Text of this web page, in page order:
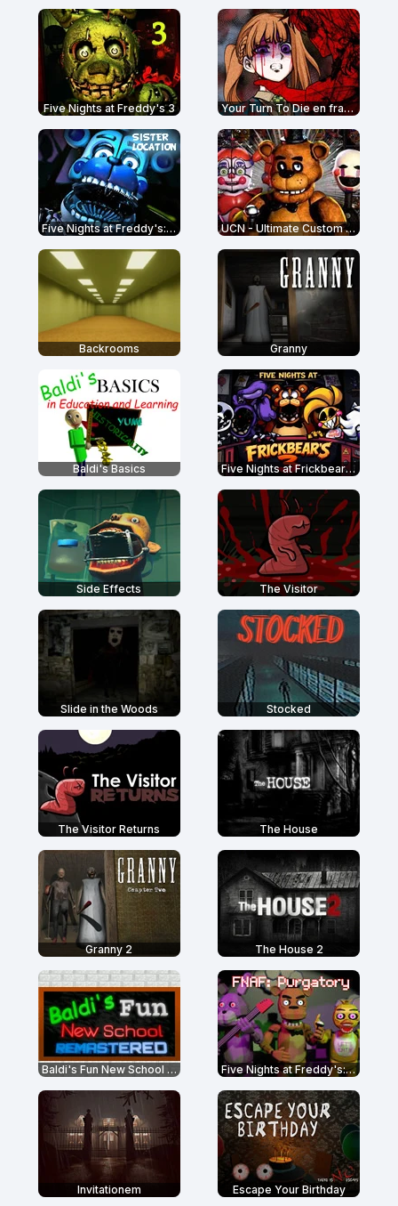
Five Nights at Freddy's 3 Your Turn To Die en français
Five Nights at Freddy's: Sister Location UCN - Ultimate Custom Night
Backrooms Granny
Baldi's Basics Five Nights at Frickbear's 3
Side Effects The Visitor
Slide in the Woods Stocked
The Visitor Returns The House
Granny 2 The House 2
Baldi's Fun New School Remastered Five Nights at Freddy's: Final Purgatory
Invitationem Escape Your Birthday